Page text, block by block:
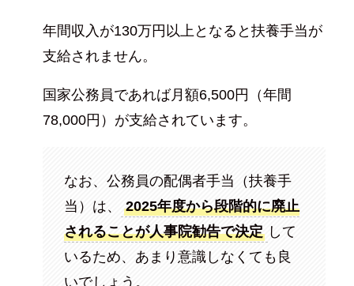
年間収入が130万円以上となると扶養手当が
支給されません。
国家公務員であれば月額6,500円（年間
78,000円）が支給されています。
なお、公務員の配偶者手当（扶養手
当）は、
2025年度から段階的に廃止
されることが人事院勧告で決定 して
いるため、あまり意識しなくても良
いでしょう。